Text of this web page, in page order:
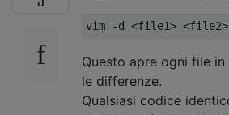
Questo apre ogni file
le differenze.
Qualsiasi codice